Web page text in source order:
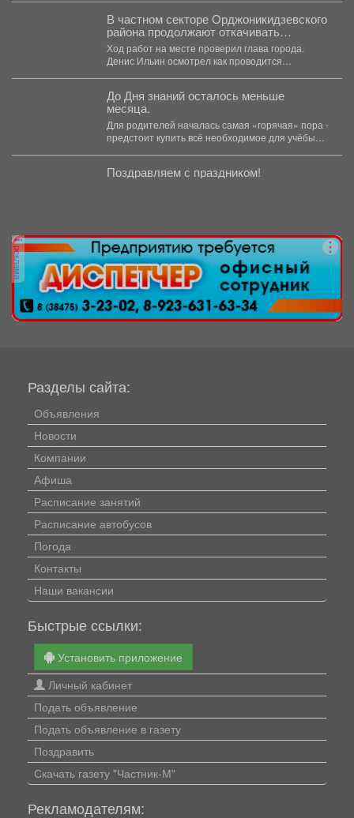
В частном секторе Орджоникидзевского
района продолжают откачивать
грунтовые воды.
Ход работ на месте проверил глава города.
Денис Ильин осмотрел как проводится
До Дня знаний осталось меньше
месяца.
Для родителей началась самая «горячая» пора -
предстоит купить всё необходимое для учёбы
Поздравляем с праздником!
реклама
Разделы сайта:
Объявления
Новости
Компании
Афиша
Расписание занятий
Расписание автобусов
Погода
Контакты
Наши вакансии
Быстрые ссылки:
Установить приложение
Личный кабинет
Подать объявление
Подать объявление в газету
Поздравить
Скачать газету "Частник-М"
Рекламодателям: